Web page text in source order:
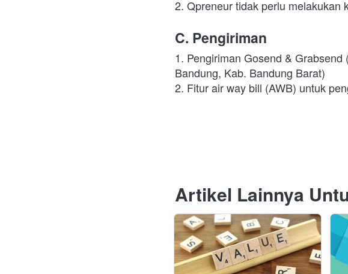
2. Qpreneur tidak perlu melakukan
C. Pengiriman
1. Pengiriman Gosend &
Bandung, Kab. Bandung Barat)
2. Fitur air way bill (AWB) untuk
Artikel Lainnya